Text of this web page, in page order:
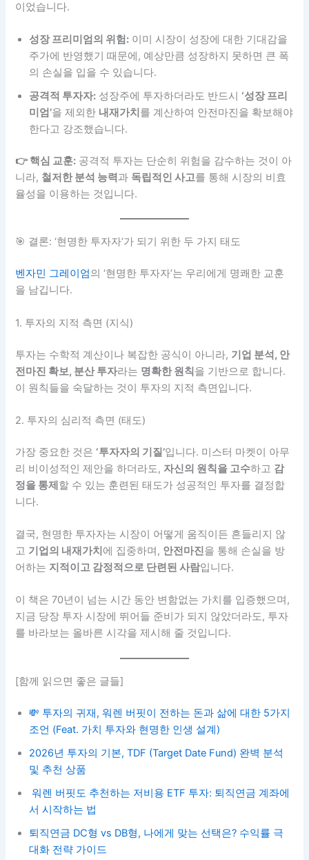
이었습니다.
성장 프리미엄의 위험: 이미 시장이 성장에 대한 기대감을
주가에 반영했기 때문에, 예상만큼 성장하지 못하면 큰 폭
의 손실을 입을 수 있습니다.
공격적 투자자: 성장주에 투자하더라도 반드시 ‘성장 프리
미엄’을 제외한 내재가치 를 계산하여 안전마진을 확보해야
한다고 강조했습니다.
👉 핵심 교훈: 공격적 투자는 단순히 위험을 감수하는 것이 아
니라, 철저한 분석 능력 과 독립적인 사고를 통해 시장의 비효
율성을 이용하는 것입니다.
🎯 결론: ‘현명한 투자자’가 되기 위한 두 가지 태도
벤자민 그레이엄의 ‘현명한 투자자’는 우리에게 명쾌한 교훈
을 남깁니다.
1. 투자의 지적 측면 (지식)
투자는 수학적 계산이나 복잡한 공식이 아니라, 기업 분석, 안
전마진 확보, 분산 투자라는 명확한 원칙 을 기반으로 합니다.
이 원칙들을 숙달하는 것이 투자의 지적 측면입니다.
2. 투자의 심리적 측면 (태도)
가장 중요한 것은 ‘투자자의 기질’입니다. 미스터 마켓이 아무
리 비이성적인 제안을 하더라도, 자신의 원칙을 고수하고 감
정을 통제 할 수 있는 훈련된 태도가 성공적인 투자를 결정합
니다.
결국, 현명한 투자자는 시장이 어떻게 움직이든 흔들리지 않
고 기업의 내재가치 에 집중하며, 안전마진을 통해 손실을 방
어하는 지적이고 감정적으로 단련된 사람입니다.
이 책은 70년이 넘는 시간 동안 변함없는 가치를 입증했으며,
지금 당장 투자 시장에 뛰어들 준비가 되지 않았더라도, 투자
를 바라보는 올바른 시각을 제시해 줄 것입니다.
[함께 읽으면 좋은 글들]
💸 투자의 귀재, 워렌 버핏이 전하는 돈과 삶에 대한 5가지
조언 (Feat. 가치 투자와 현명한 인생 설계)
2026년 투자의 기본, TDF (Target Date Fund) 완벽 분석
및 추천 상품
워렌 버핏도 추천하는 저비용 ETF 투자: 퇴직연금 계좌에
서 시작하는 법
퇴직연금 DC형 vs DB형, 나에게 맞는 선택은? 수익률 극
대화 전략 가이드